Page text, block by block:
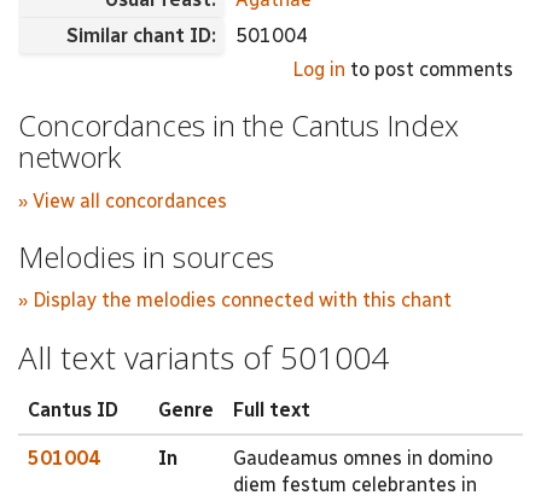
Similar chant ID:
501004
Log in to post comments
Concordances in the Cantus Index
network
» View all concordances
Melodies in sources
» Display the melodies connected with this chant
All text variants of 501004
Cantus ID Genre Full text
501004 In
Gaudeamus omnes in domino
diem festum celebrantes in